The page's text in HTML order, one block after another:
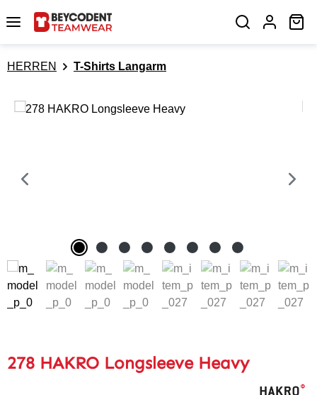
Zum Hauptinhalt springen
HERREN T-Shirts Langarm
Bildergalerie überspringen
278 HAKRO Longsleeve Heavy